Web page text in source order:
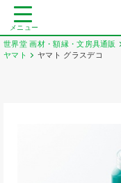
メニュー
世界堂 画材・額縁・文房具通販
ヤマト
ヤマト グラスデコ